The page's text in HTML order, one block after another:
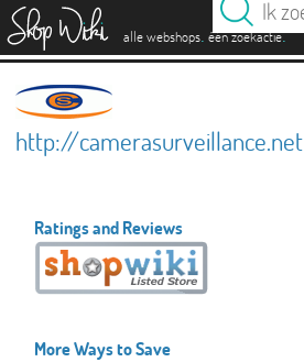
alle webshops. één zoekactie.
http://camerasurveillance.net
Ratings and Reviews
More Ways to Save